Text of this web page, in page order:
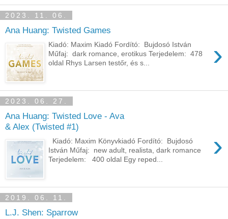
2023. 11. 06.
Ana Huang: Twisted Games
›
Kiadó: Maxim Kiadó Fordító: Bujdosó István
Műfaj: dark romance, erotikus Terjedelem: 478
oldal Rhys Larsen testőr, és s...
2023. 06. 27.
Ana Huang: Twisted Love - Ava
& Alex (Twisted #1)
›
Kiadó: Maxim Könyvkiadó Fordító: Bujdosó
István Műfaj: new adult, realista, dark romance
Terjedelem: 400 oldal Egy ​reped...
2019. 06. 11.
L.J. Shen: Sparrow